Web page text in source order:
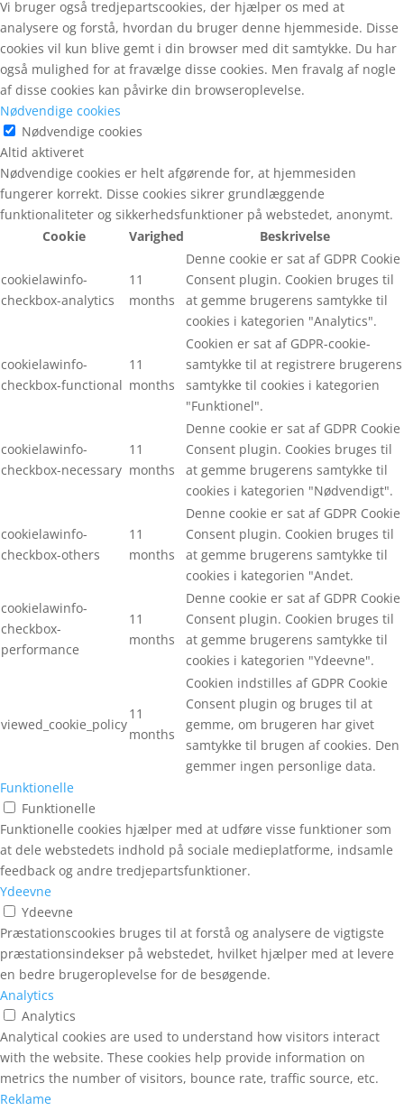
Vi bruger også tredjepartscookies, der hjælper os med at
analysere og forstå, hvordan du bruger denne hjemmeside. Disse
cookies vil kun blive gemt i din browser med dit samtykke. Du har
også mulighed for at fravælge disse cookies. Men fravalg af nogle
af disse cookies kan påvirke din browseroplevelse.
Nødvendige cookies
Nødvendige cookies
Altid aktiveret
Nødvendige cookies er helt afgørende for, at hjemmesiden
fungerer korrekt. Disse cookies sikrer grundlæggende
funktionaliteter og sikkerhedsfunktioner på webstedet, anonymt.
Cookie
Varighed Beskrivelse
cookielawinfo-
checkbox-analytics
11
months
Denne cookie er sat af GDPR Cookie
Consent plugin. Cookien bruges til
at gemme brugerens samtykke til
cookies i kategorien "Analytics".
cookielawinfo-
checkbox-functional
11
months
Cookien er sat af GDPR-cookie-
samtykke til at registrere brugerens
samtykke til cookies i kategorien
"Funktionel".
cookielawinfo-
checkbox-necessary
11
months
Denne cookie er sat af GDPR Cookie
Consent plugin. Cookies bruges til
at gemme brugerens samtykke til
cookies i kategorien "Nødvendigt".
cookielawinfo-
checkbox-others
11
months
Denne cookie er sat af GDPR Cookie
Consent plugin. Cookien bruges til
at gemme brugerens samtykke til
cookies i kategorien "Andet.
cookielawinfo-
checkbox-
performance
11
months
Denne cookie er sat af GDPR Cookie
Consent plugin. Cookien bruges til
at gemme brugerens samtykke til
cookies i kategorien "Ydeevne".
viewed_cookie_policy
11
months
Cookien indstilles af GDPR Cookie
Consent plugin og bruges til at
gemme, om brugeren har givet
samtykke til brugen af cookies. Den
gemmer ingen personlige data.
Funktionelle
Funktionelle
Funktionelle cookies hjælper med at udføre visse funktioner som
at dele webstedets indhold på sociale medieplatforme, indsamle
feedback og andre tredjepartsfunktioner.
Ydeevne
Ydeevne
Præstationscookies bruges til at forstå og analysere de vigtigste
præstationsindekser på webstedet, hvilket hjælper med at levere
en bedre brugeroplevelse for de besøgende.
Analytics
Analytics
Analytical cookies are used to understand how visitors interact
with the website. These cookies help provide information on
metrics the number of visitors, bounce rate, traffic source, etc.
Reklame
Fairygardenstuff